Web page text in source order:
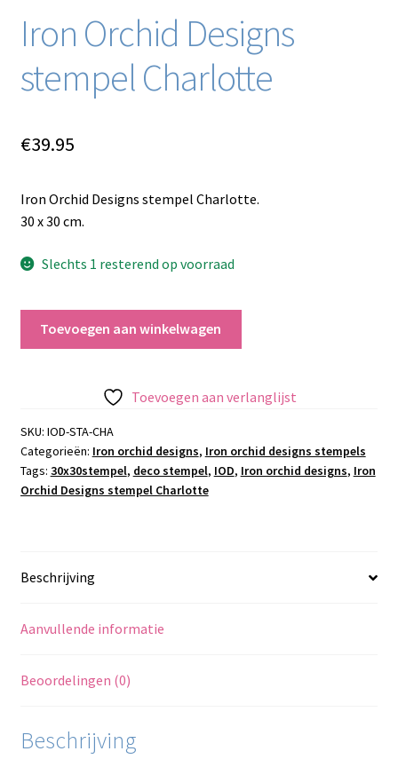
Iron Orchid Designs
stempel Charlotte
€39.95
Iron Orchid Designs stempel Charlotte.
30 x 30 cm.
Slechts 1 resterend op voorraad
aantal
Toevoegen aan winkelwagen
Toevoegen aan verlanglijst
SKU: IOD-STA-CHA
Categorieën: Iron orchid designs, Iron orchid designs stempels
Tags: 30x30stempel, deco stempel, IOD, Iron orchid designs, Iron
Orchid Designs stempel Charlotte
Beschrijving
Aanvullende informatie
Beoordelingen (0)
Beschrijving